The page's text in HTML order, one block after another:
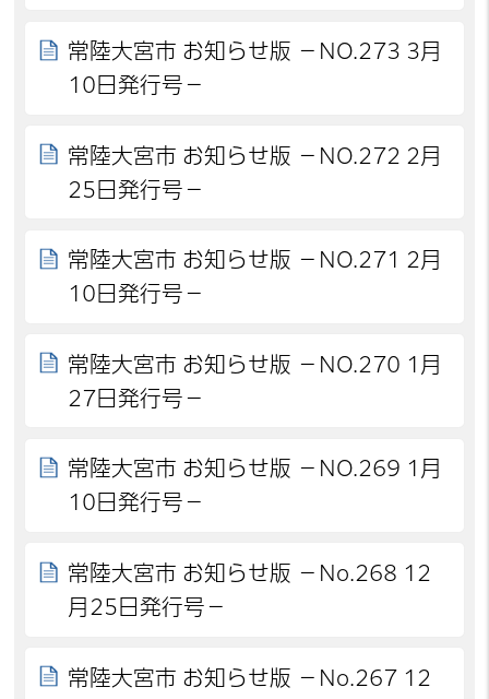
常陸大宮市 お知らせ版 －NO.273 3月
10日発行号－
常陸大宮市 お知らせ版 －NO.272 2月
25日発行号－
常陸大宮市 お知らせ版 －NO.271 2月
10日発行号－
常陸大宮市 お知らせ版 －NO.270 1月
27日発行号－
常陸大宮市 お知らせ版 －NO.269 1月
10日発行号－
常陸大宮市 お知らせ版 －No.268 12
月25日発行号－
常陸大宮市 お知らせ版 －No.267 12